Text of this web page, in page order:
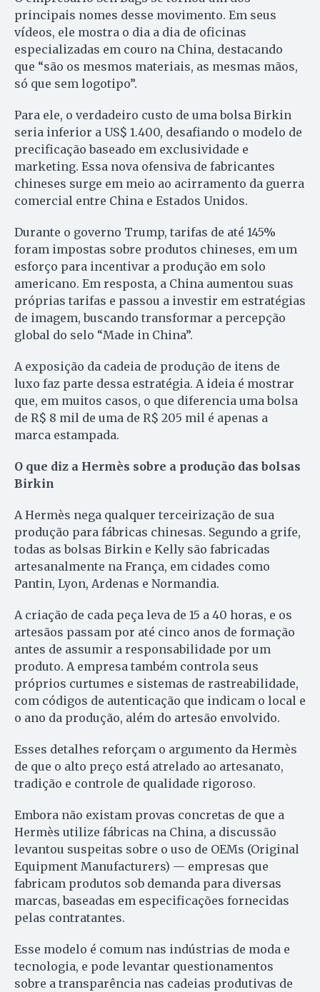
principais nomes desse movimento. Em seus
vídeos, ele mostra o dia a dia de oficinas
especializadas em couro na China, destacando
que “são os mesmos materiais, as mesmas mãos,
só que sem logotipo”.
Para ele, o verdadeiro custo de uma bolsa Birkin
seria inferior a US$ 1.400, desafiando o modelo de
precificação baseado em exclusividade e
marketing. Essa nova ofensiva de fabricantes
chineses surge em meio ao acirramento da guerra
comercial entre China e Estados Unidos.
Durante o governo Trump, tarifas de até 145%
foram impostas sobre produtos chineses, em um
esforço para incentivar a produção em solo
americano. Em resposta, a China aumentou suas
próprias tarifas e passou a investir em estratégias
de imagem, buscando transformar a percepção
global do selo “Made in China”.
A exposição da cadeia de produção de itens de
luxo faz parte dessa estratégia. A ideia é mostrar
que, em muitos casos, o que diferencia uma bolsa
de R$ 8 mil de uma de R$ 205 mil é apenas a
marca estampada.
O que diz a Hermès sobre a produção das bolsas
Birkin
A Hermès nega qualquer terceirização de sua
produção para fábricas chinesas. Segundo a grife,
todas as bolsas Birkin e Kelly são fabricadas
artesanalmente na França, em cidades como
Pantin, Lyon, Ardenas e Normandia.
A criação de cada peça leva de 15 a 40 horas, e os
artesãos passam por até cinco anos de formação
antes de assumir a responsabilidade por um
produto. A empresa também controla seus
próprios curtumes e sistemas de rastreabilidade,
com códigos de autenticação que indicam o local e
o ano da produção, além do artesão envolvido.
Esses detalhes reforçam o argumento da Hermès
de que o alto preço está atrelado ao artesanato,
tradição e controle de qualidade rigoroso.
Embora não existam provas concretas de que a
Hermès utilize fábricas na China, a discussão
levantou suspeitas sobre o uso de OEMs (Original
Equipment Manufacturers) — empresas que
fabricam produtos sob demanda para diversas
marcas, baseadas em especificações fornecidas
pelas contratantes.
Esse modelo é comum nas indústrias de moda e
tecnologia, e pode levantar questionamentos
sobre a transparência nas cadeias produtivas de